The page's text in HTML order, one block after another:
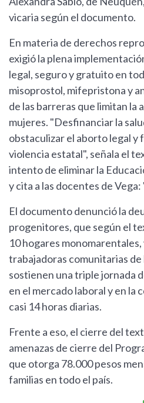
vicaria según el documento.
En materia de derechos
exigió la plena
legal, seguro y gratuito en
misoprostol, mifepristona y
de las barreras que limitan la
mujeres. "Desfinanciar la
obstaculizar el aborto legal y
violencia estatal", señala el
intento de eliminar la
y cita a las docentes de Vega:
El documento denunció la
progenitores, que según el
10 hogares monomarentales,
trabajadoras comunitarias
sostienen una triple jornada
en el mercado laboral y en la
casi 14 horas diarias.
Frente a eso, el cierre del
amenazas de cierre del
que otorga 78.000 pesos
familias en todo el país.